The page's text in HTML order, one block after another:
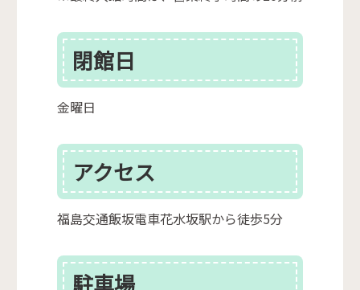
閉館日
金曜日
アクセス
福島交通飯坂電車花水坂駅から徒歩5分
駐車場